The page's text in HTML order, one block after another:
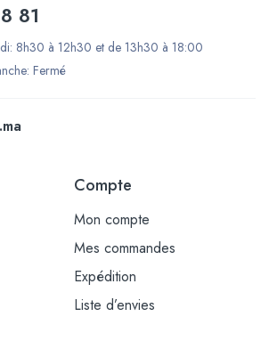
81
8h30 à 12h30 et de 13h30 à 18:00
Fermé
Compte
Mon compte
Mes commandes
Expédition
Liste d’envies